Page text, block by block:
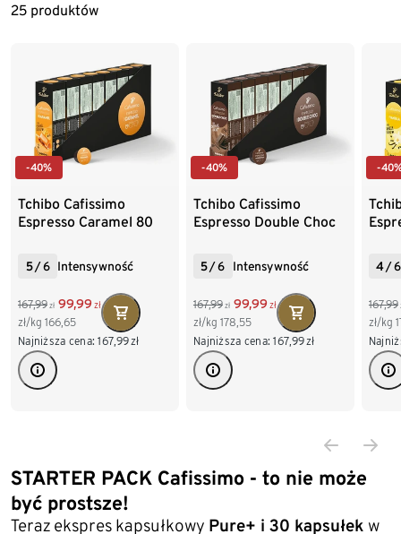
25 produktów
-40%
Tchibo Cafissimo
Espresso Caramel 80
kapsułkach
5 /6 Intensywność
167,99 zł 99,99 zł
zł/kg 166,65
Najniższa cena: 167,99 zł
-40%
Tchibo Cafissimo
Espresso Double Choc
kapsułkach
5/6 Intensywność
167,99 zł 99,99 zł
zł/kg 178,55
Najniższa cena: 167,99 zł
-
4/6
167,99
zł/kg
STARTER PACK Cafissimo - to nie może
być prostsze!
Teraz ekspres kapsułkowy Pure+ i 30 kapsułek w